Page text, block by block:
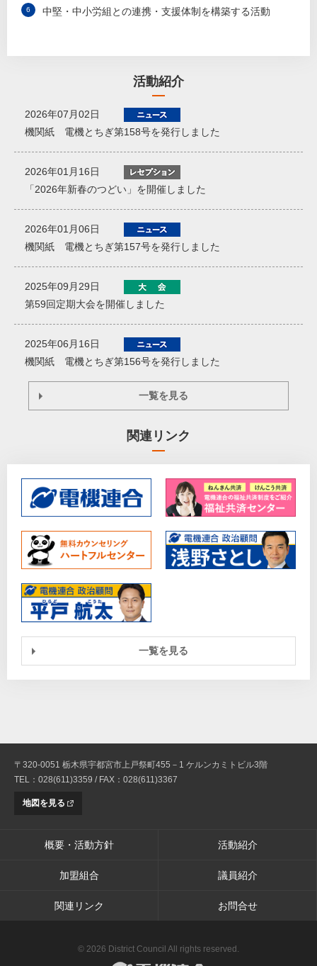
中堅・中小労組との連携・支援体制を構築する活動
活動紹介
2026年07月02日
機関紙 電機とちぎ第158号を発行しました
2026年01月16日
「2026年新春のつどい」を開催しました
2026年01月06日
機関紙 電機とちぎ第157号を発行しました
2025年09月29日
第59回定期大会を開催しました
2025年06月16日
機関紙 電機とちぎ第156号を発行しました
一覧を見る
関連リンク
一覧を見る
〒320-0051 栃木県宇都宮市上戸祭町455－1 ケルンカミトビル3階
TEL：028(611)3359 / FAX：028(611)3367
地図を見る
概要・活動方針 活動紹介
加盟組合 議員紹介
関連リンク お問合せ
© 2026 District Council All rights reserved.